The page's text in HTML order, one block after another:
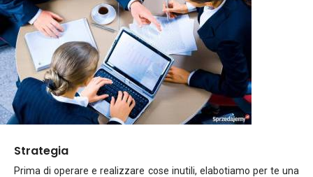
Strategia
Prima di operare e realizzare cose inutili, elabotiamo per te una